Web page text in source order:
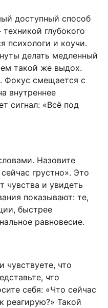
доступный способ
глубокого
психологи и коучи.
делать медленный
такой же выдох.
Фокус смещается с
внутреннее
сигнал: «Всё под
Назовите
грустно». Это
чувства и увидеть
показывают: те,
быстрее
равновесие.
чувствуете, что
что
себя: «Что сейчас
реагирую?» Такой